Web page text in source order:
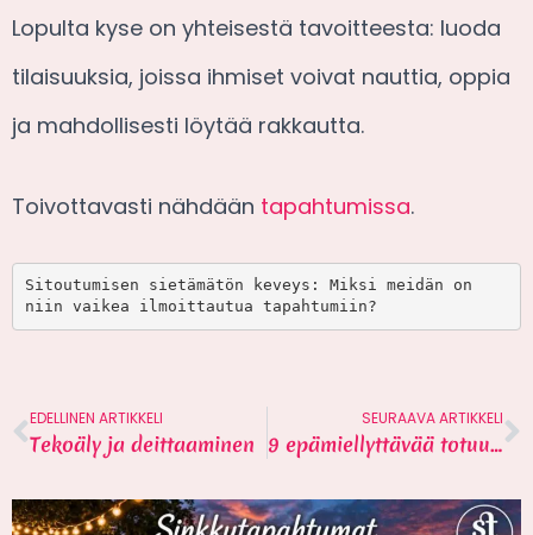
Lopulta kyse on yhteisestä tavoitteesta: luoda
tilaisuuksia, joissa ihmiset voivat nauttia, oppia
ja mahdollisesti löytää rakkautta.
Toivottavasti nähdään tapahtumissa.
Sitoutumisen sietämätön keveys: Miksi meidän on
niin vaikea ilmoittautua tapahtumiin?
EDELLINEN ARTIKKELI
Tekoäly ja deittaaminen
SEURAAVA ARTIKKELI
9 epämiellyttävää totuutta mikset löydä rakkautta